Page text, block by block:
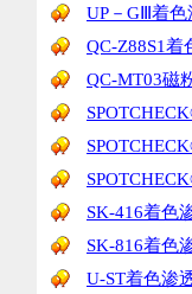
UP－GⅢ着
QC-Z88S1着
QC-MT03磁
SK-416着色
SK-816着色
U-ST着色渗